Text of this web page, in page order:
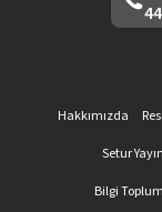
Hakkımızda
Setur
Bilgi